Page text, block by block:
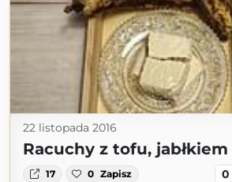
22 listopada 2016
Racuchy z tofu,
17 0 Zapisz 0